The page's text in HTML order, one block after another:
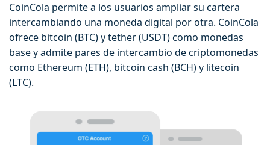
CoinCola permite a los usuarios ampliar su cartera
intercambiando una moneda digital por otra. CoinCola
ofrece bitcoin (BTC) y tether (USDT) como monedas
base y admite pares de intercambio de criptomonedas
como Ethereum (ETH), bitcoin cash (BCH) y litecoin
(LTC).